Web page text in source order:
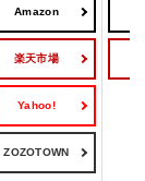
Amazon
楽天市場
Yahoo!
ZOZOTOWN